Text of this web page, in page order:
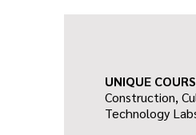
UNIQUE
Construction,
Technology